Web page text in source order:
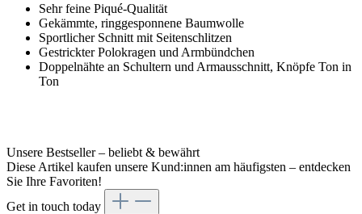
Sehr feine Piqué-Qualität
Gekämmte, ringgesponnene Baumwolle
Sportlicher Schnitt mit Seitenschlitzen
Gestrickter Polokragen und Armbündchen
Doppelnähte an Schultern und Armausschnitt, Knöpfe Ton in
Ton
Unsere Bestseller – beliebt & bewährt
Diese Artikel kaufen unsere Kund:innen am häufigsten – entdecken
Sie Ihre Favoriten!
Get in touch today